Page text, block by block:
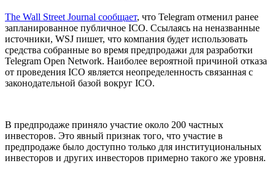
The Wall Street Journal сообщает, что Telegram отменил ранее
запланированное публичное ICO. Ссылаясь на неназванные
источники, WSJ пишет, что компания будет использовать
средства собранные во время предпродажи для разработки
Telegram Open Network. Наиболее вероятной причиной отказа
от проведения ICO является неопределенность связанная с
законодательной базой вокруг ICO.
В предпродаже приняло участие около 200 частных
инвесторов. Это явный признак того, что участие в
предпродаже было доступно только для институциональных
инвесторов и других инвесторов примерно такого же уровня.